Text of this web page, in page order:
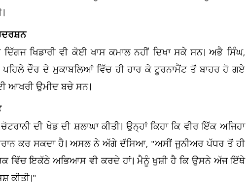
ਖਿਡਾਰੀ ਵੀ ਕੋਈ ਖਾਸ ਕਮਾਲ ਨਹੀਂ ਦਿਖਾ ਸਕੇ ਸਨ। ਅਭੈ ਸਿੰਘ,
ਦੌਰ ਦੇ ਮੁਕਾਬਲਿਆਂ ਵਿੱਚ ਹੀ ਹਾਰ ਕੇ ਟੂਰਨਾਮੈਂਟ ਤੋਂ ਬਾਹਰ ਹੋ ਗਏ
ਆਖਰੀ ਉਮੀਦ ਬਚੇ ਸਨ।
ਦੀ ਖੇਡ ਦੀ ਸ਼ਲਾਘਾ ਕੀਤੀ। ਉਨ੍ਹਾਂ ਕਿਹਾ ਕਿ ਵੀਰ ਇੱਕ ਅਜਿਹਾ
ਹੈਰਾਨ ਕਰ ਸਕਦਾ ਹੈ। ਅਸਲ ਨੇ ਅੱਗੇ ਦੱਸਿਆ, "ਅਸੀਂ ਜੂਨੀਅਰ ਪੱਧਰ ਤੋਂ ਹੀ
ਵਿੱਚ ਇਕੱਠੇ ਅਭਿਆਸ ਵੀ ਕਰਦੇ ਹਾਂ। ਮੈਨੂੰ ਖੁਸ਼ੀ ਹੈ ਕਿ ਉਸਨੇ ਅੱਜ ਇੱਥੇ
ਕੀਤੀ।"
ਦਿੱਗਜ ਅਦਾਕਾਰ ਮਿਥੁਨ ਚੱਕਰਵਰਤੀ ਦੀ ਹੋਈ
ਸਰਜਰੀ, ਹਾਲ ਜਾਣਨ ਲਈ ਹਸਪਤਾਲ ਪਹੁੰਚੇ...